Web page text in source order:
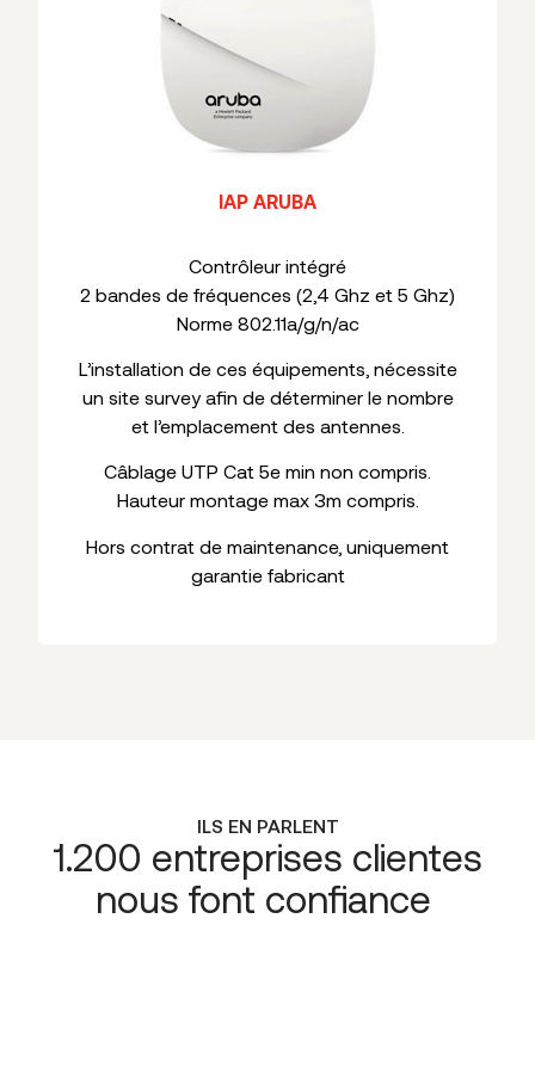
IAP ARUBA
Contrôleur intégré
2 bandes de fréquences (2,4 Ghz et 5 Ghz)
Norme 802.11a/g/n/ac
L’installation de ces équipements, nécessite
un site survey afin de déterminer le nombre
et l’emplacement des antennes.
Câblage UTP Cat 5e min non compris.
Hauteur montage max 3m compris.
Hors contrat de maintenance, uniquement
garantie fabricant
ILS EN PARLENT
1.200 entreprises clientes
nous font confiance